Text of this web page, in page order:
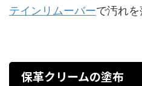
テインリムーバーで汚れを
保革クリームの塗布